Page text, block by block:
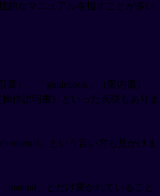
的なマニュアルを指すことが多い
書）、「guidebook」（案内書）、
操作説明書）といった表現もありま
manual」という言い方も見かけま
manual」とだけ書かれていること